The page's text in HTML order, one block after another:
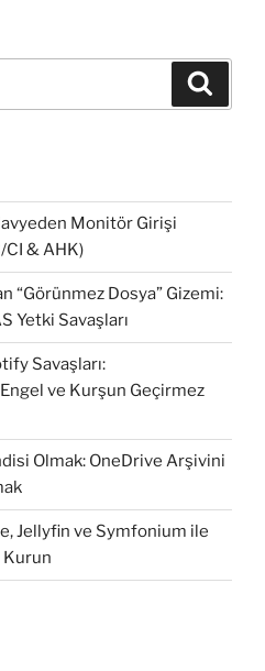
Monitör Girişi
& AHK)
“Görünmez Dosya” Gizemi:
Yetki Savaşları
Savaşları:
Engel ve Kurşun Geçirmez
Olmak: OneDrive Arşivini
Jellyfin ve Symfonium ile
Kurun